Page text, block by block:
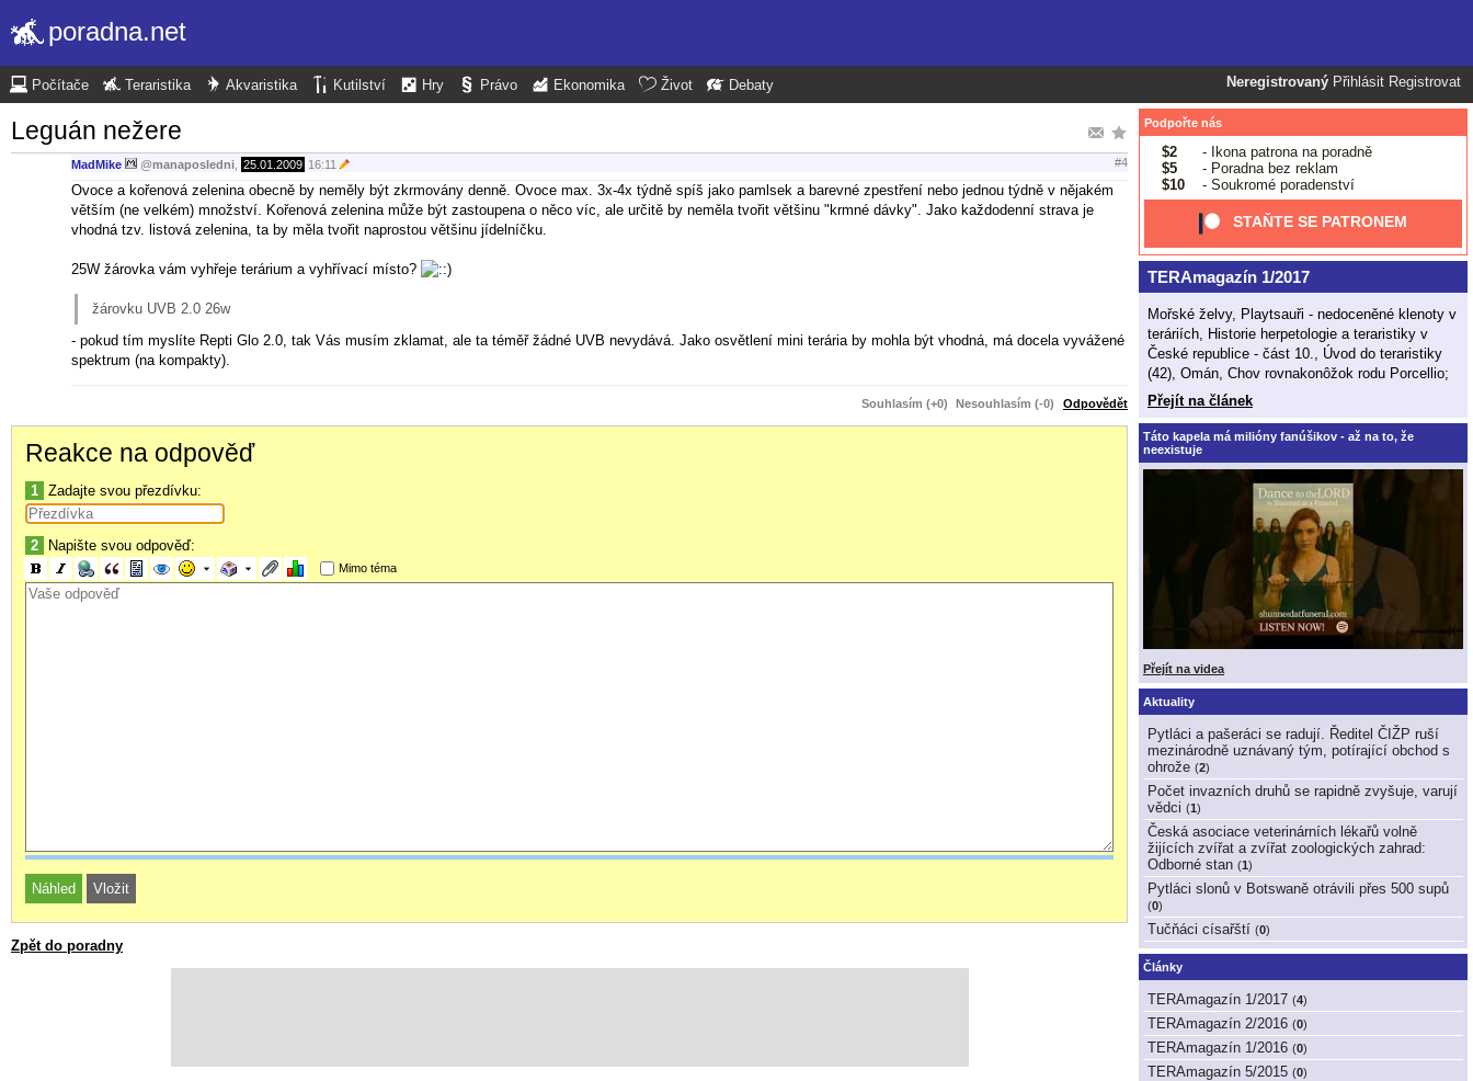
poradna.net
Neregistrovaný Přihlásit Registrovat
Počítače Teraristika Akvaristika Kutilství Hry Právo Ekonomika Život Debaty
Leguán nežere
MadMike @manaposledni 25.01.2009 16:11 #4
Ovoce a kořenová zelenina obecně by neměly být zkrmovány denně. Ovoce max. 3x-4x týdně spíš jako pamlsek a barevné zpestření nebo jednou týdně v nějakém
větším (ne velkém) množství. Kořenová zelenina může být zastoupena o něco víc, ale určitě by neměla tvořit většinu "krmné dávky". Jako každodenní strava je
vhodná tzv. listová zelenina, ta by měla tvořit naprostou většinu jídelníčku.
25W žárovka vám vyhřeje terárium a vyhřívací místo?
žárovku UVB 2.0 26w
- pokud tím myslíte Repti Glo 2.0, tak Vás musím zklamat, ale ta téměř žádné UVB nevydává. Jako osvětlení mini terária by mohla být vhodná, má docela vyvážené
spektrum (na kompakty).
Souhlasím (+0) Nesouhlasím (-0) Odpovědět
Reakce na odpověď
1 Zadajte svou přezdívku:
2 Napište svou odpověď:
Mimo téma
Zpět do poradny
Podpořte nás
$2
- Ikona patrona na poradně
$5
- Poradna bez reklam
$10
- Soukromé poradenství
STAŇTE SE PATRONEM
TERAmagazín 1/2017
Mořské želvy, Playtsauři - nedoceněné klenoty v
teráriích, Historie herpetologie a teraristiky v
České republice - část 10., Úvod do teraristiky
(42), Omán, Chov rovnakonôžok rodu Porcellio;
Přejít na článek
Táto kapela má milióny fanúšikov - až na to, že
neexistuje
Přejít na videa
Aktuality
Pytláci a pašeráci se radují. Ředitel ČIŽP ruší
mezinárodně uznávaný tým, potírající obchod s
ohrože (2)
Počet invazních druhů se rapidně zvyšuje, varují
vědci (1)
Česká asociace veterinárních lékařů volně
žijících zvířat a zvířat zoologických zahrad:
Odborné stan (1)
Pytláci slonů v Botswaně otrávili přes 500 supů
(0)
Tučňáci císařští (0)
Články
TERAmagazín 1/2017 (4)
TERAmagazín 2/2016 (0)
TERAmagazín 1/2016 (0)
TERAmagazín 5/2015 (0)